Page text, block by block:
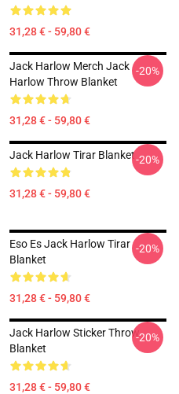
31,28 € - 59,80 €
Jack Harlow Merch Jack
Harlow Throw Blanket
31,28 € - 59,80 €
-20%
Jack Harlow Tirar Blanket
31,28 € - 59,80 €
-20%
Eso Es Jack Harlow Tirar
Blanket
31,28 € - 59,80 €
-20%
Jack Harlow Sticker Throw
Blanket
31,28 € - 59,80 €
-20%